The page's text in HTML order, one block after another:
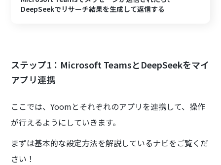
DeepSeekでリサーチ結果を生成して返信する
ステップ1：Microsoft TeamsとDeepSeekをマイ
アプリ連携
ここでは、Yoomとそれぞれのアプリを連携して、操作
が行えるようにしていきます。
まずは基本的な設定方法を解説しているナビをご覧くだ
さい！